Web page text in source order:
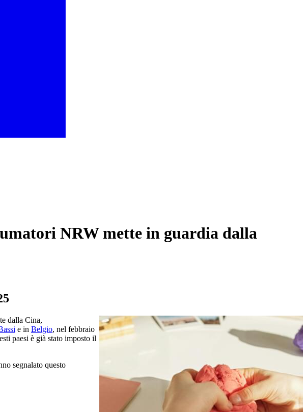
NRW mette in guardia dalla
dalla Cina,
e in Belgio, nel febbraio
paesi è già stato imposto il
segnalato questo